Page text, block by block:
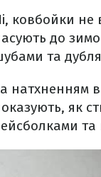
ковбойки
до
та
натхненням
як
та